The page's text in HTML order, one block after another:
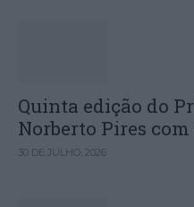
Quinta edição do
Norberto Pires
30 DE JULHO, 2026